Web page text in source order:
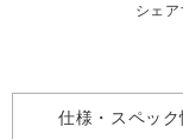
シェア
仕様・スペック